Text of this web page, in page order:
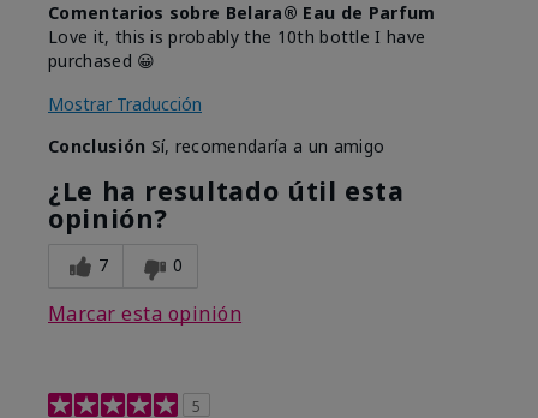
Comentarios sobre Belara® Eau de Parfum
Love it, this is probably the 10th bottle I have
purchased 😀
Mostrar Traducción
Conclusión Sí, recomendaría a un amigo
¿Le ha resultado útil esta
opinión?
7 0
Marcar esta opinión
5